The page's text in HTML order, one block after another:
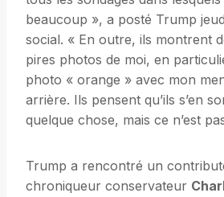
beaucoup », a posté Trump
social. « En outre, ils montrent
pires photos de moi, en
photo « orange » avec mon
arrière. Ils pensent qu’ils s’en
quelque chose, mais ce n’est
Trump a rencontré un
chroniqueur conservateur